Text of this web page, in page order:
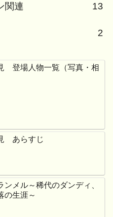
関連 13
2
登場人物一覧（写真・相
あらすじ
ンメル～稀代のダンディ、
の生涯～